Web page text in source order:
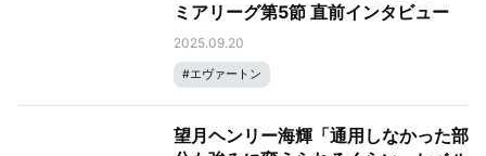
ミアリーグ第5節 直前インタビュー
2025.09.20
#エヴァートン
望月ヘンリー海輝「通用しなかった部